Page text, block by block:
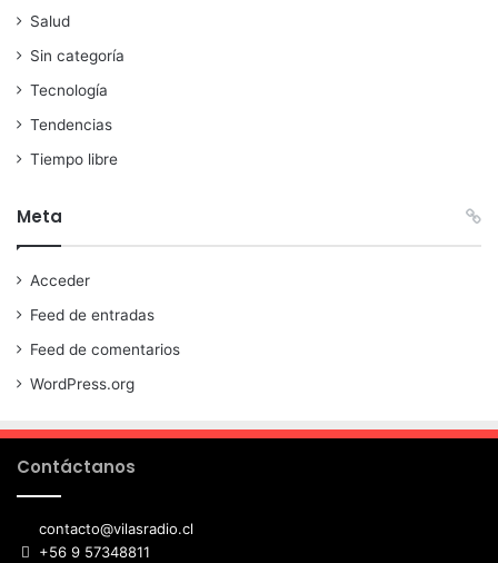
Salud
Sin categoría
Tecnología
Tendencias
Tiempo libre
Meta
Acceder
Feed de entradas
Feed de comentarios
WordPress.org
Contáctanos
contacto@vilasradio.cl
+56 9 57348811